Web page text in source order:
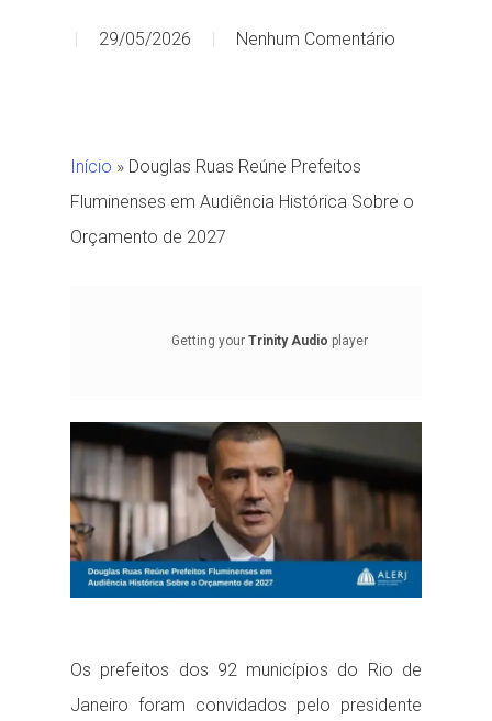
29/05/2026 Nenhum Comentário
Início » Douglas Ruas Reúne Prefeitos
Fluminenses em Audiência Histórica Sobre o
Orçamento de 2027
Getting your Trinity Audio player
ready...
Os prefeitos dos 92 municípios do Rio de
Janeiro foram convidados pelo presidente